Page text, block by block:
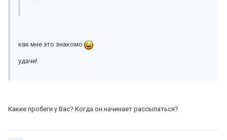
как мне это знакомо
удачи!
Какие пробеги у Вас? Когда он начинает рассыпаться?